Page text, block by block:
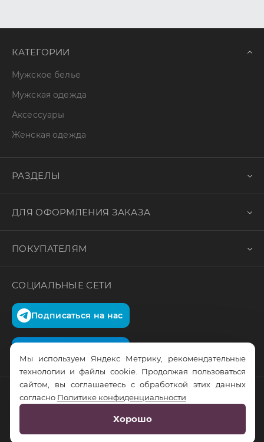
КАТЕГОРИИ
Мужское белье
Мужская одежда
Аксессуары
Женская одежда
РАЗДЕЛЫ
ДЛЯ ОФОРМЛЕНИЯ ЗАКАЗА
ПОКУПАТЕЛЯМ
СОЦИАЛЬНЫЕ СЕТИ
Подписаться на нас
© RusTrus. 2011-2026. Все права защищены
RS Digital
Мы используем Яндекс Метрику, рекомендательные
технологии и файлы cookie. Продолжая пользоваться
сайтом, вы соглашаетесь с обработкой этих данных
согласно Политике конфиденциальности
Хорошо